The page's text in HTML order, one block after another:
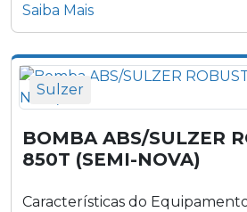
Saiba Mais
Sulzer
BOMBA ABS/SULZER
850T (SEMI-NOVA)
Características do